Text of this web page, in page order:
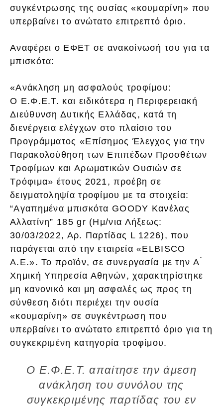
συγκέντρωσης της ουσίας «κουμαρίνη» που
υπερβαίνει το ανώτατο επιτρεπτό όριο.
Αναφέρει ο ΕΦΕΤ σε ανακοίνωσή του για τα
μπισκότα:
«Ανάκληση μη ασφαλούς τροφίμου:
Ο Ε.Φ.Ε.Τ. και ειδικότερα η Περιφερειακή
Διεύθυνση Δυτικής Ελλάδας, κατά τη
διενέργεια ελέγχων στο πλαίσιο του
Προγράμματος «Επίσημος Έλεγχος για την
Παρακολούθηση των Επιπέδων Προσθέτων
Τροφίμων και Αρωματικών Ουσιών σε
Τρόφιμα» έτους 2021, προέβη σε
δειγματοληψία τροφίμου με τα στοιχεία:
“Αγαπημένα μπισκότα GOODY Κανέλας
Αλλατίνη” 185 gr (Ημ/νια Λήξεως:
30/03/2022, Αρ. Παρτίδας L 1226), που
παράγεται από την εταιρεία «ELBISCO
A.E.». Το προϊόν, σε συνεργασία με την Α ́
Χημική Υπηρεσία Αθηνών, χαρακτηρίστηκε
μη κανονικό και μη ασφαλές ως προς τη
σύνθεση διότι περιέχει την ουσία
«κουμαρίνη» σε συγκέντρωση που
υπερβαίνει το ανώτατο επιτρεπτό όριο για τη
συγκεκριμένη κατηγορία τροφίμου.
Ο Ε.Φ.Ε.Τ. απαίτησε την άμεση
ανάκληση του συνόλου της
συγκεκριμένης παρτίδας του εν